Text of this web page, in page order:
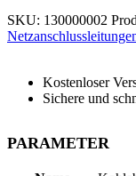
SKU: 130000002
Kostenloser
Sichere und
PARAMETER